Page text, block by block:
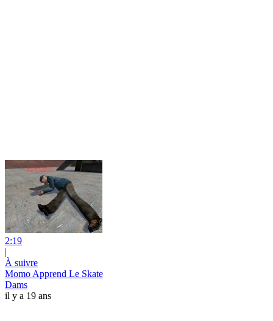
2:19
|
À suivre
Momo Apprend Le Skate
Dams
il y a 19 ans